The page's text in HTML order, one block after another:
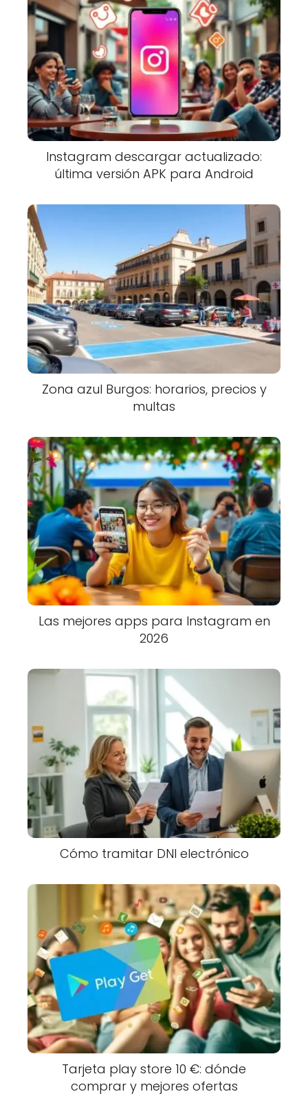
Instagram descargar actualizado:
última versión APK para Android
Zona azul Burgos: horarios, precios y
multas
Las mejores apps para Instagram en
2026
Cómo tramitar DNI electrónico
Tarjeta play store 10 €: dónde
comprar y mejores ofertas